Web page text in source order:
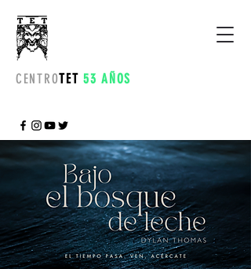
CENTROTET 53 AÑOS